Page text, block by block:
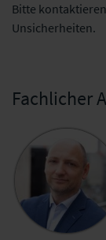
Bitte
Unsicherheiten.
Fachlicher